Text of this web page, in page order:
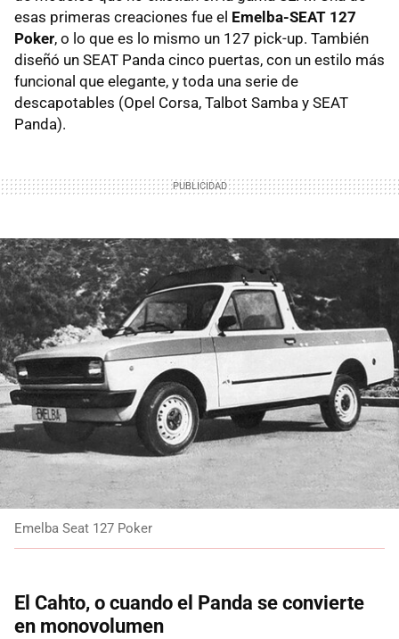
esas primeras creaciones fue el Emelba-SEAT 127
Poker, o lo que es lo mismo un 127 pick-up. También
diseñó un SEAT Panda cinco puertas, con un estilo más
funcional que elegante, y toda una serie de
descapotables (Opel Corsa, Talbot Samba y SEAT
Panda).
Emelba Seat 127 Poker
El Cahto, o cuando el Panda se convierte
en monovolumen